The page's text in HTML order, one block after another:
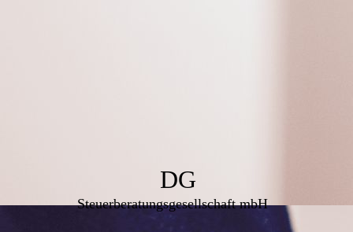
DG
Steuerberatungsgesellschaft mbH